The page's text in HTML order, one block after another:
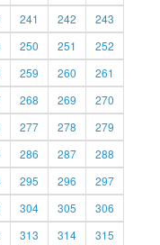
241 242
243
250 251
252
259 260
261
268 269
270
277 278
279
286 287
288
295 296
297
304 305
306
313 314 315